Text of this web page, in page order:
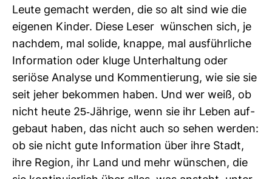
Leute gemacht werden, die so alt sind wie die
eigenen Kinder. Diese Leser wün­schen sich, je
nachdem, mal solide, knappe, mal aus­führ­liche
Infor­ma­tion oder kluge Unter­hal­tung oder
seriöse Ana­lyse und Kom­men­tie­rung, wie sie sie
seit jeher bekommen haben. Und wer weiß, ob
nicht heute 25-​Jäh­rige, wenn sie ihr Leben auf­
ge­baut haben, das nicht auch so sehen werden:
ob sie nicht gute Infor­ma­tion über ihre Stadt,
ihre Region, ihr Land und mehr wün­schen, die